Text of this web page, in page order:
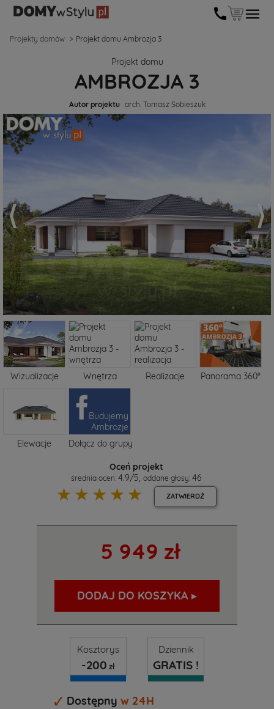
Projekty domów Projekt domu Ambrozja 3
Projekt domu
AMBROZJA 3
Autor projektu arch. Tomasz Sobieszuk
Wizualizacje Wnętrza Realizacje Panorama 360°
Elewacje
Budujemy
Ambrozje
Dołącz do grupy
Oceń projekt
średnia ocen: 4.9/5 oddane głosy: 46
☆
☆
☆
☆
☆ ZATWIERDŹ
5 949 zł
DODAJ DO KOSZYKA ▸
Kosztorys
-200 zł
Dziennik
GRATIS !
Dostępny w 24H